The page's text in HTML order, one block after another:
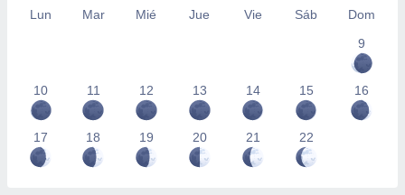
Lun Mar Mié Jue Vie Sáb
Dom
9
10 11 12 13 14 15 16
17 18 19 20 21 22